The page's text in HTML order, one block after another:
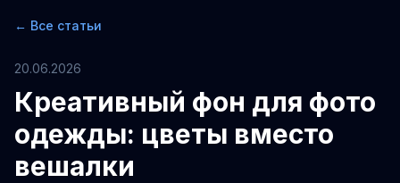
← Все статьи
20.06.2026
Креативный фон для фото
одежды: цветы вместо
вешалки